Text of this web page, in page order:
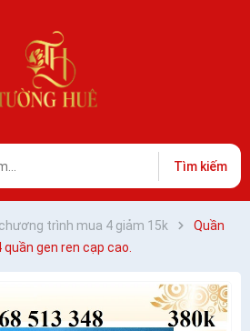
Tìm kiếm
trình mua 4 giảm 15k
Quần
gen ren cạp cao.